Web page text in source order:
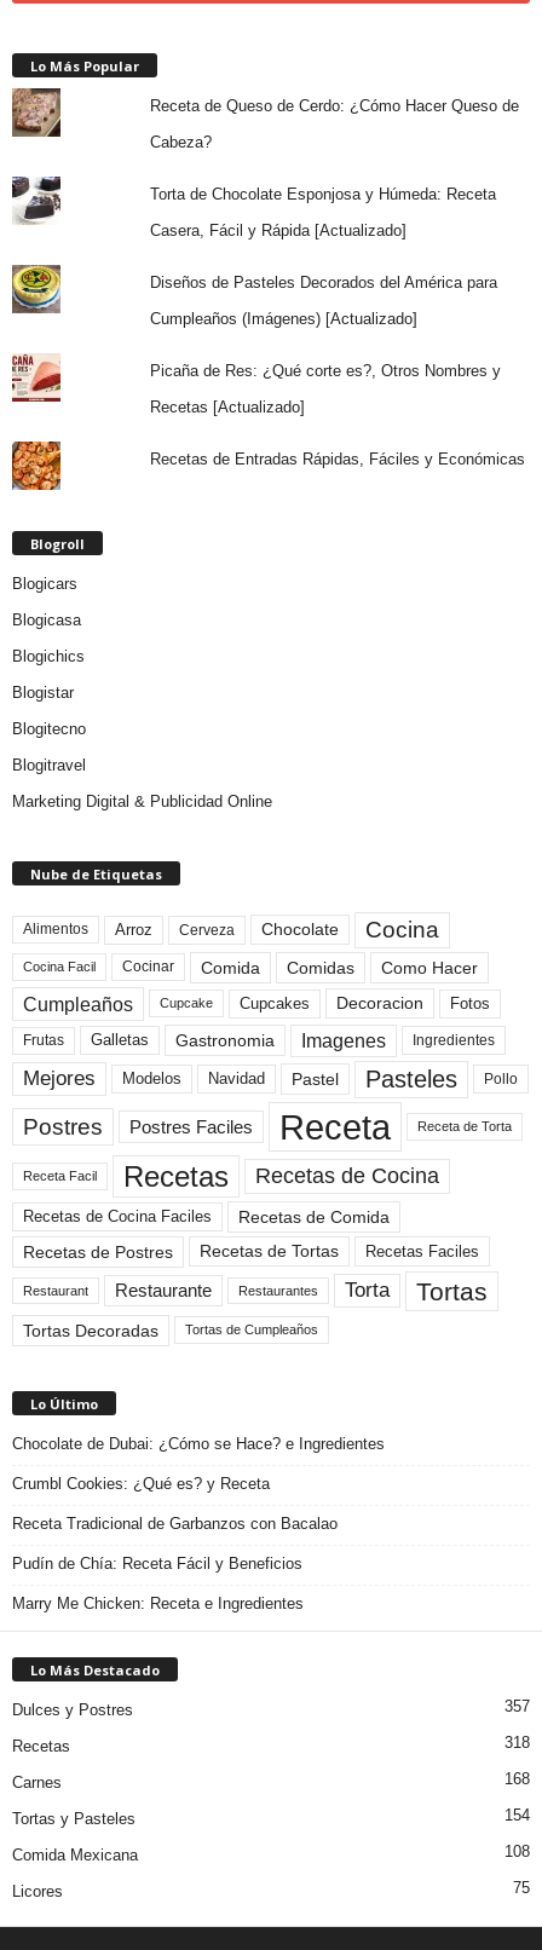
Lo Más Popular
Receta de Queso de Cerdo: ¿Cómo Hacer Queso de
Cabeza?
Torta de Chocolate Esponjosa y Húmeda: Receta
Casera, Fácil y Rápida [Actualizado]
Diseños de Pasteles Decorados del América para
Cumpleaños (Imágenes) [Actualizado]
Picaña de Res: ¿Qué corte es?, Otros Nombres y
Recetas [Actualizado]
Recetas de Entradas Rápidas, Fáciles y Económicas
Blogroll
Blogicars
Blogicasa
Blogichics
Blogistar
Blogitecno
Blogitravel
Marketing Digital & Publicidad Online
Nube de Etiquetas
Alimentos Arroz Cerveza Chocolate Cocina
Cocina Facil Cocinar Comida Comidas Como Hacer
Cumpleaños Cupcake Cupcakes Decoracion Fotos
Frutas Galletas Gastronomia Imagenes Ingredientes
Mejores Modelos Navidad Pastel Pasteles Pollo
Postres Postres Faciles Receta Receta de Torta
Receta Facil Recetas Recetas de Cocina
Recetas de Cocina Faciles
Recetas de Comida
Recetas de Postres
Recetas de Tortas Recetas Faciles
Restaurant Restaurante Restaurantes Torta Tortas
Tortas Decoradas Tortas de Cumpleaños
Lo Último
Chocolate de Dubai: ¿Cómo se Hace? e Ingredientes
Crumbl Cookies: ¿Qué es? y Receta
Receta Tradicional de Garbanzos con Bacalao
Pudín de Chía: Receta Fácil y Beneficios
Marry Me Chicken: Receta e Ingredientes
Lo Más Destacado
Dulces y Postres 357
Recetas 318
Carnes 168
Tortas y Pasteles 154
Comida Mexicana 108
Licores 75